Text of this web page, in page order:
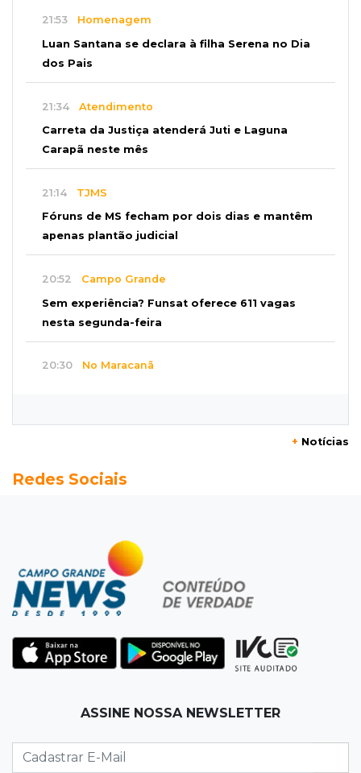
21:53 Homenagem
Luan Santana se declara à filha Serena no Dia
dos Pais
21:34 Atendimento
Carreta da Justiça atenderá Juti e Laguna
Carapã neste mês
21:14 TJMS
Fóruns de MS fecham por dois dias e mantêm
apenas plantão judicial
20:52 Campo Grande
Sem experiência? Funsat oferece 611 vagas
nesta segunda-feira
20:30 No Maracanã
Seleções em MS têm salários de até R$ 8,2 mil;
Jardim Itatiaia
Vigia é amarrado durante roubo de carro e
dois caminhões em pátio
Corinthians vence Bragantino por 2 a 0 e sobe
para 7º no Brasileirão
Na Vila Belmiro
lugar no Brasileirão
+ Notícias
Redes Sociais
ASSINE NOSSA NEWSLETTER